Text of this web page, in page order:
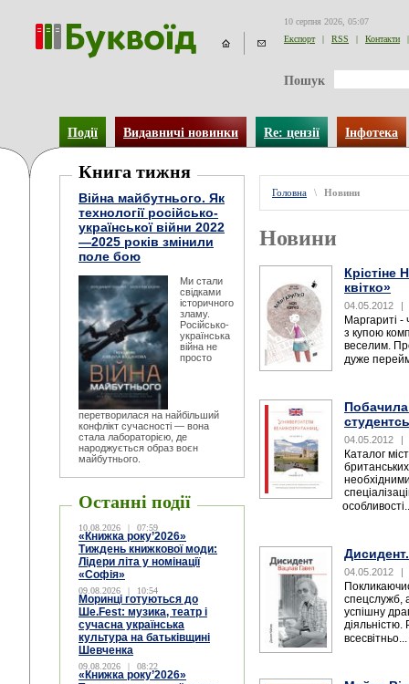
10 серпня 2026, 05:07
Експорт
| RSS | Контакти |
Пошук
Події Видавничі новинки Re: цензії Інфотека
Книга тижня
Війна майбутнього. Як
технології російсько-
української війни 2022
—2025 років змінили
поле бою
Ми стали
свідками
історичного
зламу.
Російсько-
українська
війна не
просто
перетворилася на найбільший
конфлікт сучасності — вона
стала лабораторією, де
народжується образ воєн
майбутнього.
Останні події
10.08.2026 | 07:59
«Книжка року’2026»
Тиждень книжкової моди:
Лідери літа у номінації
«Софія»
09.08.2026 | 10:54
Моринці готуються до
Ше.Fest: музика, театр і
сучасна українська
культура на батьківщині
Шевченка
09.08.2026 | 08:22
«Книжка року’2026»
Головна \ Новини
Новини
Крістіне
квітко»
04.05.2012 |
Маргариті -
з купою
веселим.
дуже
Побачила
04.05.2012 |
Каталог
04.05.2012 |
спецслужб,
успішну
діяльністю.
всесвітньо...